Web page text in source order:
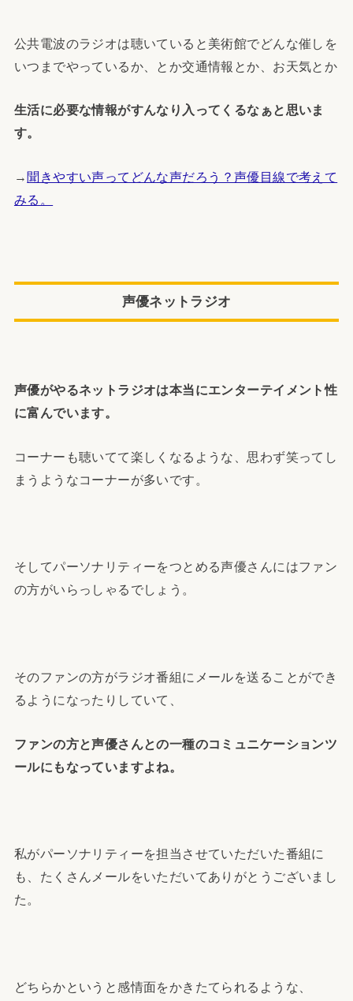
公共電波のラジオは聴いていると美術館でどんな催しを
いつまでやっているか、とか交通情報とか、お天気とか
生活に必要な情報がすんなり入ってくるなぁと思いま
す。
→ 聞きやすい声ってどんな声だろう？声優目線で考えて
みる。
声優ネットラジオ
声優がやるネットラジオは本当にエンターテイメント性
に富んでいます。
コーナーも聴いてて楽しくなるような、思わず笑ってし
まうようなコーナーが多いです。
そしてパーソナリティーをつとめる声優さんにはファン
の方がいらっしゃるでしょう。
そのファンの方がラジオ番組にメールを送ることができ
るようになったりしていて、
ファンの方と声優さんとの一種のコミュニケーションツ
ールにもなっていますよね。
私がパーソナリティーを担当させていただいた番組に
も、たくさんメールをいただいてありがとうございまし
た。
どちらかというと感情面をかきたてられるような、